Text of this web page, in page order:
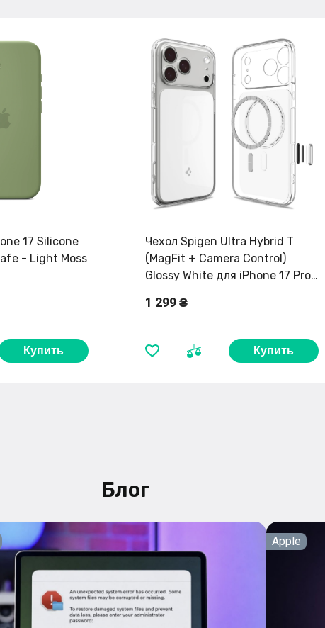
17 Silicone
- Light Moss
Купить
Чехол Spigen Ultra Hybrid T
(MagFit + Camera Control)
Glossy White для iPhone 17 Pro
1 299 ₴
Купить
Блог
Apple